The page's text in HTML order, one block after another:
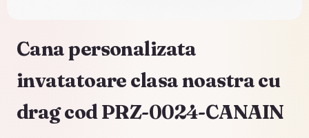
Cana personalizata
invatatoare clasa noastra cu
drag cod PRZ-0024-CANAIN